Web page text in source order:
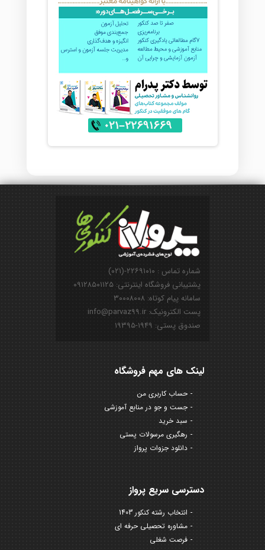
شماره تماس : ۲۲۶۹۱۰۱۰-(۰۲۱)
پشتیبانی فروشگاه اینترنتی: ۰۹۱۲۸۵۰۱۱۲۵
سامانه پیام کوتاه: ۳۰۰۰۸۰۰۸
پست الکترونیک: info@parvaz99.ir
صندوق پستی: ۱۹۴۹-۱۹۳۹۵
لینک های مهم فروشگاه
حساب کاربری من
جست و جو در منابع آموزشی
سبد خرید
رهگیری مرسولات پستی
دانلود جزوات پرواز
دسترسی سریع پرواز
انتخاب رشته کنکور 1403
مشاوره تحصیلی حرفه ای
فرصت شغلی